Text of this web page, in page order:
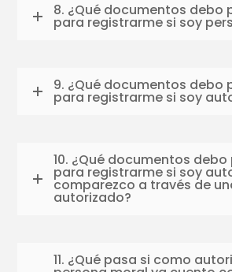
8. ¿Qué documentos debo
para registrarme si soy
9. ¿Qué documentos debo
para registrarme si soy
10. ¿Qué documentos
para registrarme si soy
comparezco a través de
autorizado?
11. ¿Qué pasa si como